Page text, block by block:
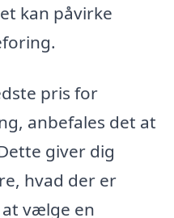
kan påvirke
pris for
anbefales det at
giver dig
hvad der er
vælge en